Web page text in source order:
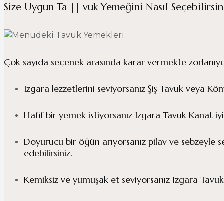
Size Uygun Ta || vuk Yemeğini Nasıl
Çok sayıda seçenek arasında karar vermekte
Izgara lezzetlerini seviyorsanız Şiş Tavuk veya
Hafif bir yemek istiyorsanız Izgara Tavuk Kanat
Doyurucu bir öğün arıyorsanız pilav ve
edebilirsiniz.
Kemiksiz ve yumuşak et seviyorsanız Izgara